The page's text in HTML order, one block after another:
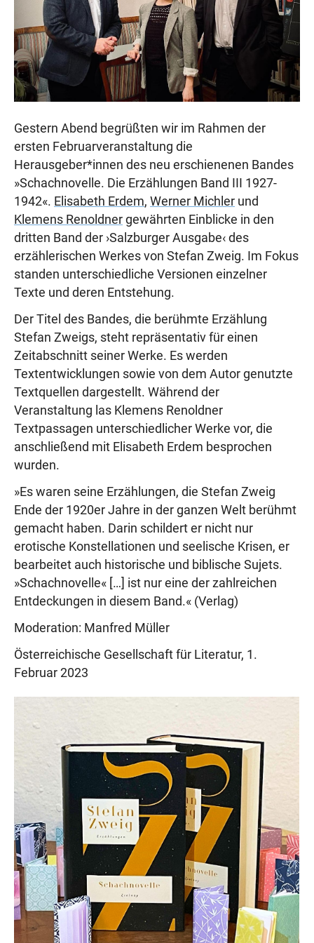
Gestern Abend begrüßten wir im Rahmen der
ersten Februarveranstaltung die
Herausgeber*innen des neu erschienenen Bandes
»Schachnovelle. Die Erzählungen Band III 1927-
1942«. Elisabeth Erdem, Werner Michler und
Klemens Renoldner gewährten Einblicke in den
dritten Band der ›Salzburger Ausgabe‹ des
erzählerischen Werkes von Stefan Zweig. Im Fokus
standen unterschiedliche Versionen einzelner
Texte und deren Entstehung.
Der Titel des Bandes, die berühmte Erzählung
Stefan Zweigs, steht repräsentativ für einen
Zeitabschnitt seiner Werke. Es werden
Textentwicklungen sowie von dem Autor genutzte
Textquellen dargestellt. Während der
Veranstaltung las Klemens Renoldner
Textpassagen unterschiedlicher Werke vor, die
anschließend mit Elisabeth Erdem besprochen
wurden.
»Es waren seine Erzählungen, die Stefan Zweig
Ende der 1920er Jahre in der ganzen Welt berühmt
gemacht haben. Darin schildert er nicht nur
erotische Konstellationen und seelische Krisen, er
bearbeitet auch historische und biblische Sujets.
»Schachnovelle« […] ist nur eine der zahlreichen
Entdeckungen in diesem Band.« (Verlag)
Moderation: Manfred Müller
Österreichische Gesellschaft für Literatur, 1.
Februar 2023